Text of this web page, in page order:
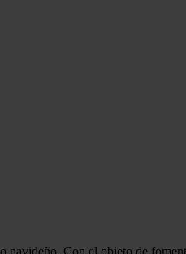
navideño. Con el objeto de